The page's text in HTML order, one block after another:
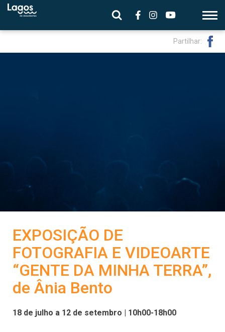
Partilhar:
EXPOSIÇÃO DE
FOTOGRAFIA E VIDEOARTE
“GENTE DA MINHA TERRA”,
de Ânia Bento
18 de julho a 12 de setembro | 10h00-18h00